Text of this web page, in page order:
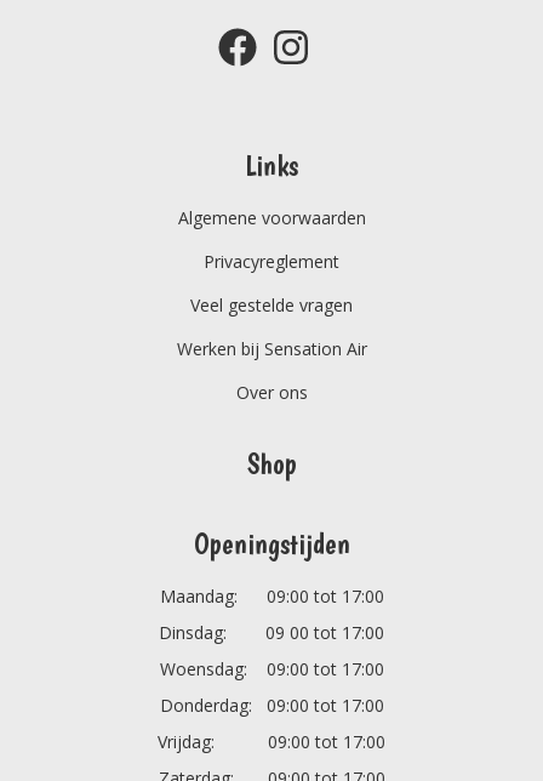
Links
Algemene voorwaarden
Privacyreglement
Veel gestelde vragen
Werken bij Sensation Air
Over ons
Shop
Openingstijden
Maandag: 09:00 tot 17:00
Dinsdag: 09 00 tot 17:00
Woensdag: 09:00 tot 17:00
Donderdag: 09:00 tot 17:00
Vrijdag: 09:00 tot 17:00